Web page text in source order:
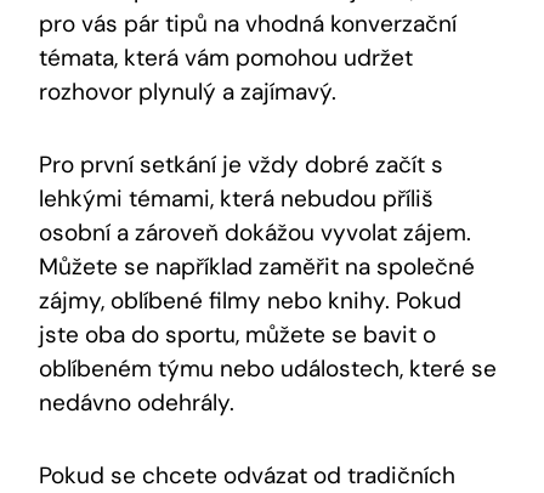
pro vás pár tipů na vhodná konverzační
témata, která vám pomohou udržet
rozhovor plynulý a zajímavý.
Pro první setkání je vždy dobré začít s
lehkými témami, která nebudou příliš
osobní a zároveň dokážou vyvolat zájem.
Můžete se například zaměřit na společné
zájmy, oblíbené filmy nebo knihy. Pokud
jste oba do sportu, můžete se bavit o
oblíbeném týmu nebo událostech, které se
nedávno odehrály.
Pokud se chcete odvázat od tradičních